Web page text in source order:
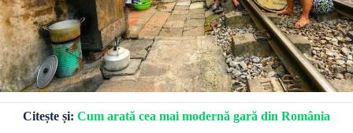
Citește și: Cum arată cea mai modernă gară din România